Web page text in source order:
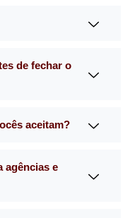
de fechar o
aceitam?
agências e